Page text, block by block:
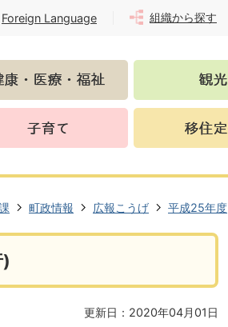
Foreign Language 組織から探す
町政情報 広報こうげ 平成25年度
更新日：2020年04月01日